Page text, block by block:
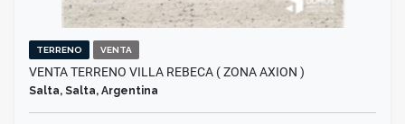
TERRENO VENTA
VENTA TERRENO VILLA REBECA ( ZONA AXION )
Salta, Salta, Argentina